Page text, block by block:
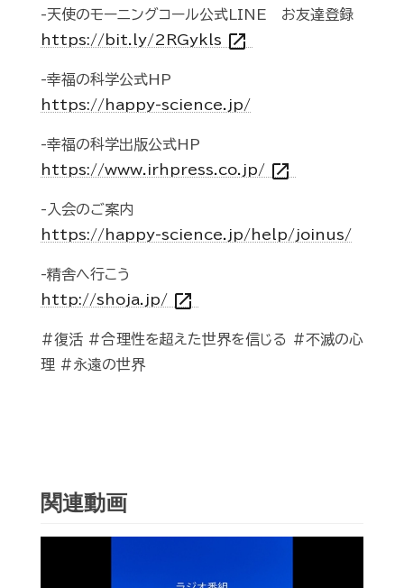
-天使のモーニングコール公式LINE お友達登録
https://bit.ly/2RGykls open_in_new
-幸福の科学公式HP
https://happy-science.jp/
-幸福の科学出版公式HP
https://www.irhpress.co.jp/ open_in_new
-入会のご案内
https://happy-science.jp/help/joinus/
-精舎へ行こう
http://shoja.jp/ open_in_new
#復活 #合理性を超えた世界を信じる #不滅の心
理 #永遠の世界
関連動画